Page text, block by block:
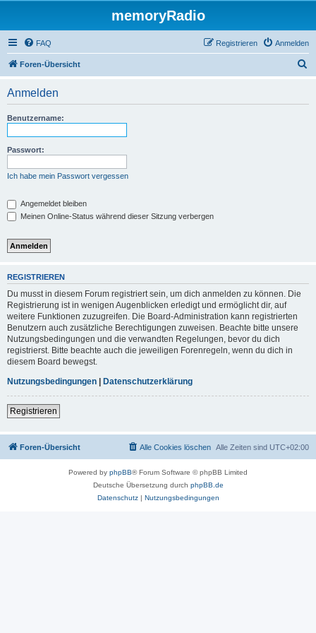
memoryRadio
FAQ Anmelden
Registrieren
Foren-Übersicht
Anmelden
Benutzername:
Passwort:
Ich habe mein Passwort vergessen
Angemeldet bleiben
Meinen Online-Status während dieser Sitzung verbergen
REGISTRIEREN
Du musst in diesem Forum registriert sein, um dich anmelden zu können. Die
Registrierung ist in wenigen Augenblicken erledigt und ermöglicht dir, auf
weitere Funktionen zuzugreifen. Die Board-Administration kann registrierten
Benutzern auch zusätzliche Berechtigungen zuweisen. Beachte bitte unsere
Nutzungsbedingungen und die verwandten Regelungen, bevor du dich
registrierst. Bitte beachte auch die jeweiligen Forenregeln, wenn du dich in
diesem Board bewegst.
Nutzungsbedingungen | Datenschutzerklärung
Registrieren
Foren-Übersicht Alle Zeiten sind UTC+02:00
Alle Cookies löschen
Powered by phpBB® Forum Software © phpBB Limited
Deutsche Übersetzung durch phpBB.de
Datenschutz| Nutzungsbedingungen